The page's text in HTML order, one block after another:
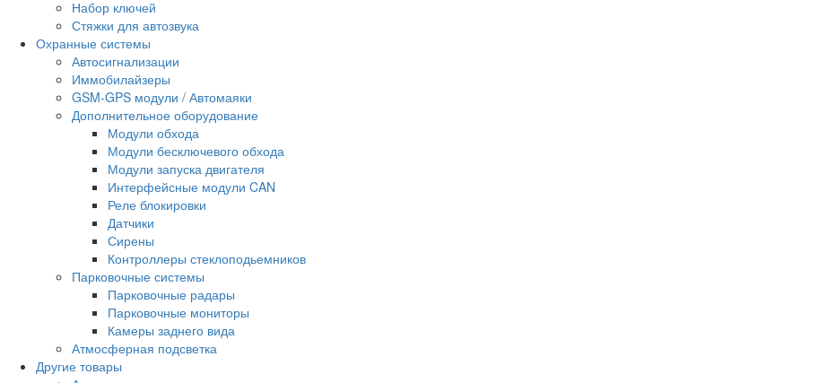
Набор ключей
Стяжки для автозвука
Охранные системы
Автосигнализации
Иммобилайзеры
GSM-GPS модули / Автомаяки
Дополнительное оборудование
Модули обхода
Модули бесключевого обхода
Модули запуска двигателя
Интерфейсные модули CAN
Реле блокировки
Датчики
Сирены
Контроллеры стеклоподьемников
Парковочные системы
Парковочные радары
Парковочные мониторы
Камеры заднего вида
Атмосферная подсветка
Другие товары